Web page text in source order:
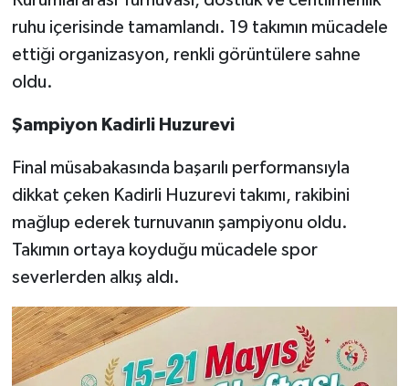
ruhu içerisinde tamamlandı. 19 takımın mücadele
ettiği organizasyon, renkli görüntülere sahne
oldu.
Şampiyon Kadirli Huzurevi
Final müsabakasında başarılı performansıyla
dikkat çeken Kadirli Huzurevi takımı, rakibini
mağlup ederek turnuvanın şampiyonu oldu.
Takımın ortaya koyduğu mücadele spor
severlerden alkış aldı.